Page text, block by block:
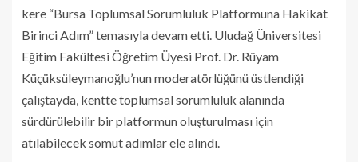
kere “Bursa Toplumsal Sorumluluk Platformuna Hakikat
Birinci Adım” temasıyla devam etti. Uludağ Üniversitesi
Eğitim Fakültesi Öğretim Üyesi Prof. Dr. Rüyam
Küçüksüleymanoğlu’nun moderatörlüğünü üstlendiği
çalıştayda, kentte toplumsal sorumluluk alanında
sürdürülebilir bir platformun oluşturulması için
atılabilecek somut adımlar ele alındı.